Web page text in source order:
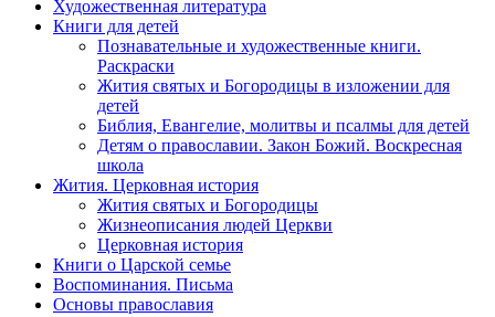
Художественная литература
Книги для детей
Познавательные и художественные книги.
Раскраски
Жития святых и Богородицы в изложении для
детей
Библия, Евангелие, молитвы и псалмы для детей
Детям о православии. Закон Божий. Воскресная
школа
Жития. Церковная история
Жития святых и Богородицы
Жизнеописания людей Церкви
Церковная история
Книги о Царской семье
Воспоминания. Письма
Основы православия